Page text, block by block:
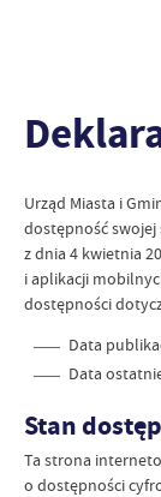
Urząd Miasta i
dostępność swojej
z dnia 4 kwietnia
i aplikacji
dostępności
Data
Data
Stan
Ta strona
o dostępności